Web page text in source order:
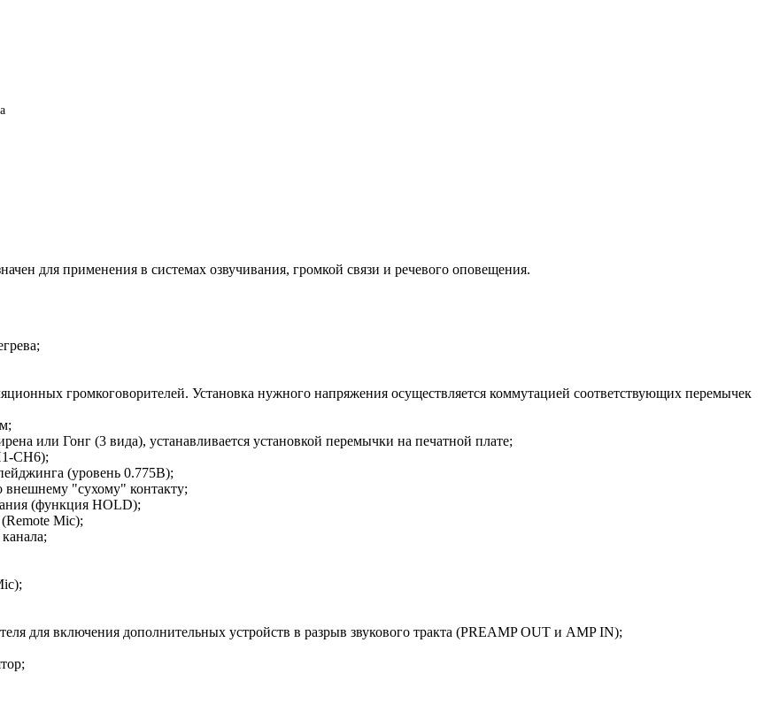
для применения в системах озвучивания, громкой связи и речевого оповещения.
громкоговорителей. Установка нужного напряжения осуществляется коммутацией соответствующих перемычек
или Гонг (3 вида), устанавливается установкой перемычки на печатной плате;
CH6);
(уровень 0.775В);
"сухому" контакту;
(функция HOLD);
Mic);
для включения дополнительных устройств в разрыв звукового тракта (PREAMP OUT и AMP IN);